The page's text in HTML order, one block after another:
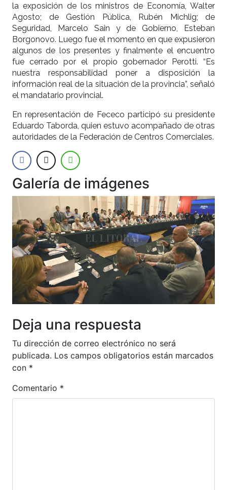
la exposición de los ministros de Economía, Walter
Agosto; de Gestión Pública, Rubén Michlig; de
Seguridad, Marcelo Sain y de Gobierno, Esteban
Borgonovo. Luego fue el momento en que expusieron
algunos de los presentes y finalmente el encuentro
fue cerrado por el propio gobernador Perotti. “Es
nuestra responsabilidad poner a disposición la
información real de la situación de la provincia”, señaló
el mandatario provincial.
En representación de Fececo participó su presidente
Eduardo Taborda, quien estuvo acompañado de otras
autoridades de la Federación de Centros Comerciales.
Galería de imágenes
Anterior
Deja una respuesta
Tu dirección de correo electrónico no será
publicada. Los campos obligatorios están marcados
con *
Comentario *